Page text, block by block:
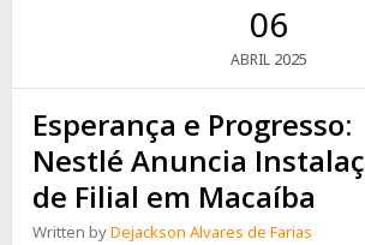
06
ABRIL 2025
Esperança e Progresso:
Nestlé Anuncia
de Filial em Macaíba
Written byDejackson Alvares de Farias